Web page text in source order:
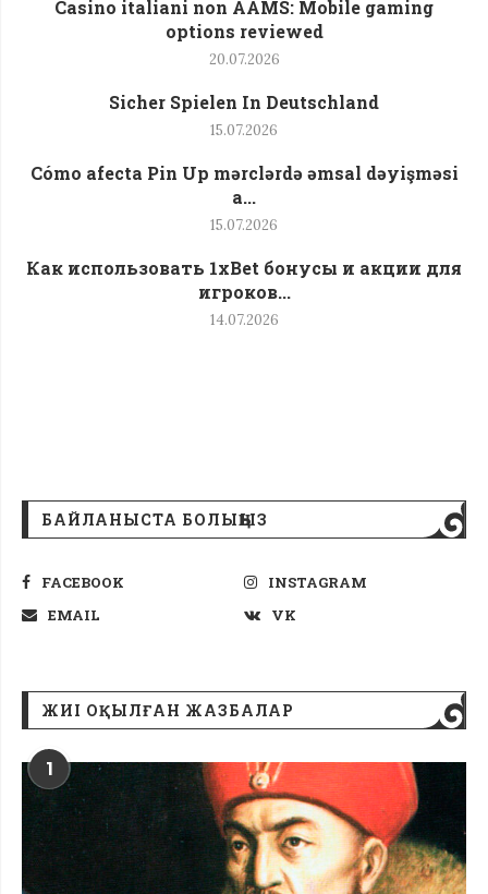
Casino italiani non AAMS: Mobile gaming
options reviewed
20.07.2026
Sicher Spielen In Deutschland
15.07.2026
Cómo afecta Pin Up mərclərdə əmsal dəyişməsi
a...
15.07.2026
Как использовать 1xBet бонусы и акции для
игроков...
14.07.2026
БАЙЛАНЫСТА БОЛЫҢЫЗ
FACEBOOK
INSTAGRAM
EMAIL
VK
ЖИІ ОҚЫЛҒАН ЖАЗБАЛАР
1